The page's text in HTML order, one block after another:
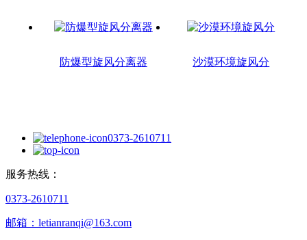
防爆型旋风分离器 沙漠环境旋风分
0373-2610711
服务热线：
0373-2610711
邮箱：letianranqi@163.com